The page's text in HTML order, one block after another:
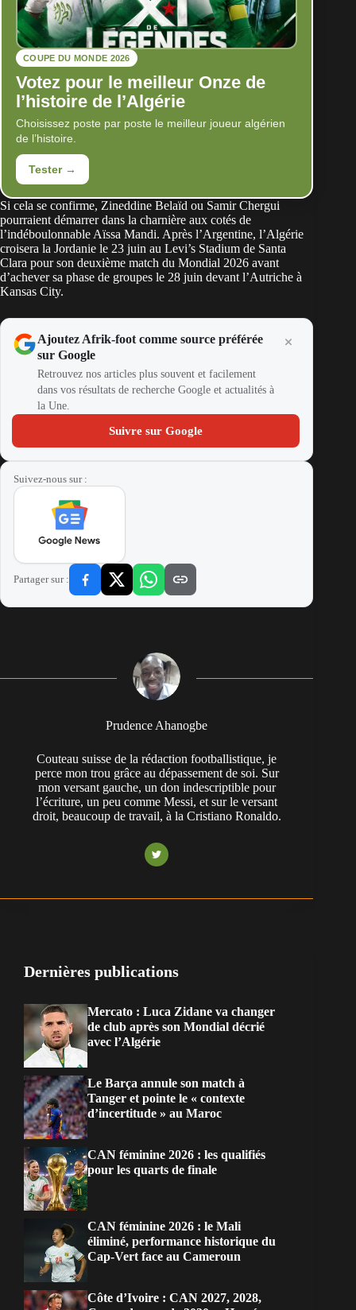
COUPE DU MONDE 2026
Votez pour le meilleur Onze de
l’histoire de l’Algérie
Choisissez poste par poste le meilleur joueur algérien
de l’histoire.
Tester →
Si cela se confirme, Zineddine Belaïd ou Samir Chergui
pourraient démarrer dans la charnière aux cotés de
l’indéboulonnable Aïssa Mandi. Après l’Argentine, l’Algérie
croisera la Jordanie le 23 juin au Levi’s Stadium de Santa
Clara pour son deuxième match du Mondial 2026 avant
d’achever sa phase de groupes le 28 juin devant l’Autriche à
Kansas City.
Ajoutez Afrik-foot comme source préférée
sur Google
Retrouvez nos articles plus souvent et facilement
dans vos résultats de recherche Google et actualités à
la Une.
Suivre sur Google
Suivez-nous sur :
Partager sur :
Prudence Ahanogbe
Couteau suisse de la rédaction footballistique, je
perce mon trou grâce au dépassement de soi. Sur
mon versant gauche, un don indescriptible pour
l’écriture, un peu comme Messi, et sur le versant
droit, beaucoup de travail, à la Cristiano Ronaldo.
Dernières publications
Mercato : Luca Zidane va changer
de club après son Mondial décrié
avec l’Algérie
Le Barça annule son match à
Tanger et pointe le « contexte
d’incertitude » au Maroc
CAN féminine 2026 : les qualifiés
pour les quarts de finale
CAN féminine 2026 : le Mali
éliminé, performance historique du
Cap-Vert face au Cameroun
Côte d’Ivoire : CAN 2027, 2028,